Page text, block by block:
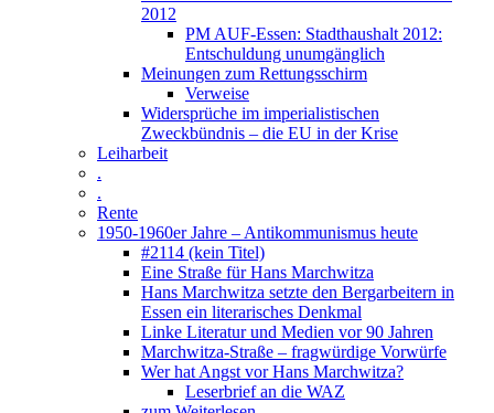
2012
PM AUF-Essen: Stadthaushalt 2012:
Entschuldung unumgänglich
Meinungen zum Rettungsschirm
Verweise
Widersprüche im imperialistischen
Zweckbündnis – die EU in der Krise
Leiharbeit
.
.
Rente
1950-1960er Jahre – Antikommunismus heute
#2114 (kein Titel)
Eine Straße für Hans Marchwitza
Hans Marchwitza setzte den Bergarbeitern in
Essen ein literarisches Denkmal
Linke Literatur und Medien vor 90 Jahren
Marchwitza-Straße – fragwürdige Vorwürfe
Wer hat Angst vor Hans Marchwitza?
Leserbrief an die WAZ